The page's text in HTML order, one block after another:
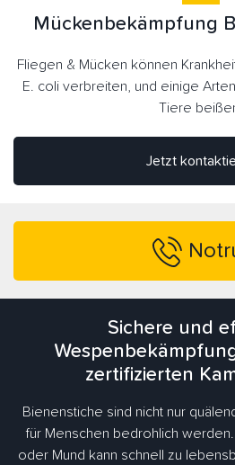
Jetzt
Mückenbekämpfung
Fliegen & Mücken können
E. coli verbreiten, und einige
Tiere
Sichere und
zertifizierten
Bienenstiche sind nicht nur
für Menschen bedrohlich werden.
oder Mund kann schnell zu